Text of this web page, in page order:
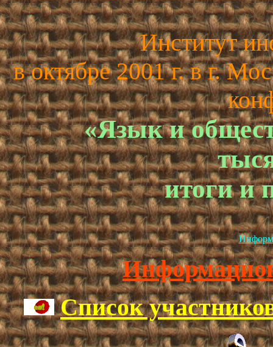
Институт
в октябре 2001 г. в г.
«Язык и
итоги и
Список